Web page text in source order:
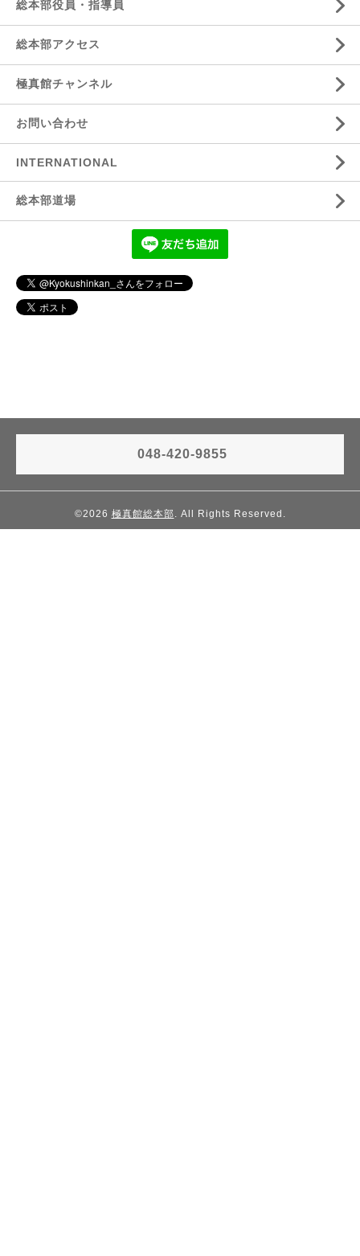
総本部役員・指導員
総本部アクセス
極真館チャンネル
お問い合わせ
INTERNATIONAL
総本部道場
048-420-9855
©2026 極真館総本部. All Rights Reserved.